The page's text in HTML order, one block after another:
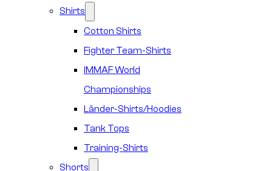
Shirts
Cotton Shirts
Fighter Team-Shirts
IMMAF World
Championships
Länder-Shirts/Hoodies
Tank Tops
Training-Shirts
Shorts